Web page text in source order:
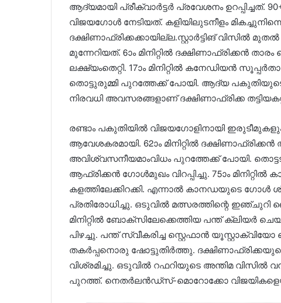
ആദ്യമായി പ്രീക്വാർട്ടർ പ്രവേശനം ഉറപ്പിച്ചത്.
വിജയഗോൾ നേടിയത്. കളിയിലുടനീളം
ദക്ഷിണാഫ്രിക്കക്കായില്ല.സ്റ്റാർട്ടിങ്
മുന്നേറിയത്. 6ാം മിനിറ്റിൽ
ലക്ഷ്യംതെറ്റി. 17ാം മിനിറ്റിൽ കനേഡിയൻ
തൊട്ടുരുമ്മി പുറത്തേക്ക് പോയി. ആദ്യ
നിരവധി അവസരങ്ങളാണ് ദക്ഷിണാഫ്രിക്ക
രണ്ടാം പകുതിയിൽ വിജയഗോളിനായി
ആവേശകരമായി. 62ാം മിനിറ്റിൽ
അവിശ്വസനീയമാംവിധം പുറത്തേക്ക് പോയി.
ആഫ്രിക്കൻ ഗോൾമുഖം വിറപ്പിച്ചു. 75ാം
കളത്തിലേക്കിറക്കി. എന്നാൽ കാനഡയുടെ ഗോൾ
പ്രതിരോധിച്ചു. ഒടുവിൽ മത്സരത്തിന്റെ
മിനിറ്റിൽ ബോക്‌സിലേക്കെത്തിയ പന്ത് ക്ലിയർ
പിഴച്ചു. പന്ത് സ്വീകരിച്ച സ്റ്റെഫാൻ
തകർപ്പനൊരു ഷോട്ടുതിർത്തു.
വിശ്രമിച്ചു. ഒടുവിൽ റഫറിയുടെ അന്തിമ വിസിൽ
പുറത്ത്. നെതർലൻഡ്‌സ്-മൊറോക്കോ